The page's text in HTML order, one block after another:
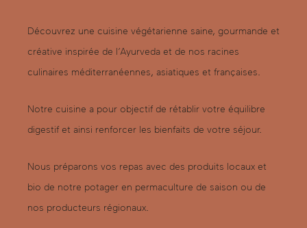
Découvrez une cuisine végétarienne saine, gourmande et
créative inspirée de l’Ayurveda et de nos racines
culinaires méditerranéennes, asiatiques et françaises.
Notre cuisine a pour objectif de rétablir votre équilibre
digestif et ainsi renforcer les bienfaits de votre séjour.
Nous préparons vos repas avec des produits locaux et
bio de notre potager en permaculture de saison ou de
nos producteurs régionaux.